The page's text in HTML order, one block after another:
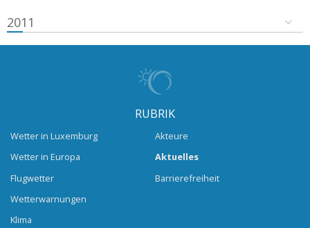
2011
RUBRIK
Wetter in Luxemburg
Wetter in Europa
Flugwetter
Wetterwarnungen
Klima
Akteure
Aktuelles
Barrierefreiheit